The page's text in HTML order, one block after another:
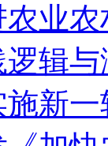
业
辑
新